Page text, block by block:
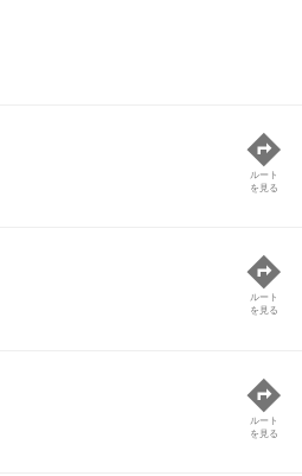
ルート
を見る
ルート
を見る
ルート
を見る